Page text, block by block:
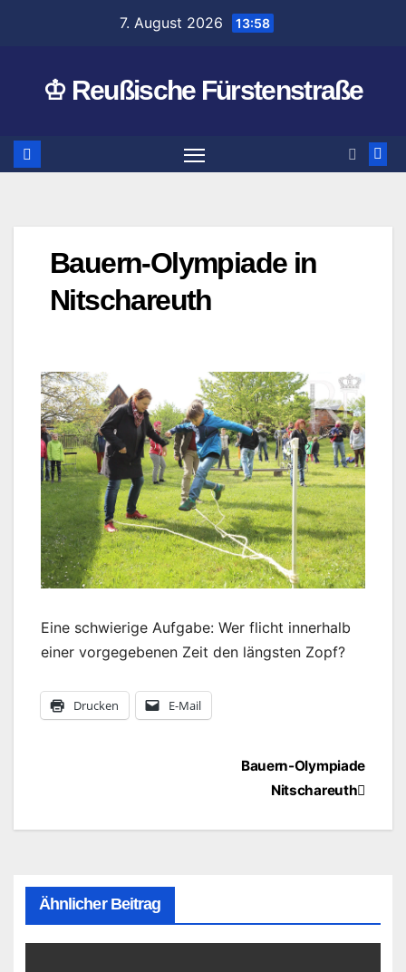
7. August 2026 13:58
♔ Reußische Fürstenstraße
Bauern-Olympiade in
Nitschareuth
Eine schwierige Aufgabe: Wer flicht innerhalb
einer vorgegebenen Zeit den längsten Zopf?
Drucken E-Mail
BeitragsnavigationBauern-Olympiade
Nitschareuth
Ähnlicher Beitrag